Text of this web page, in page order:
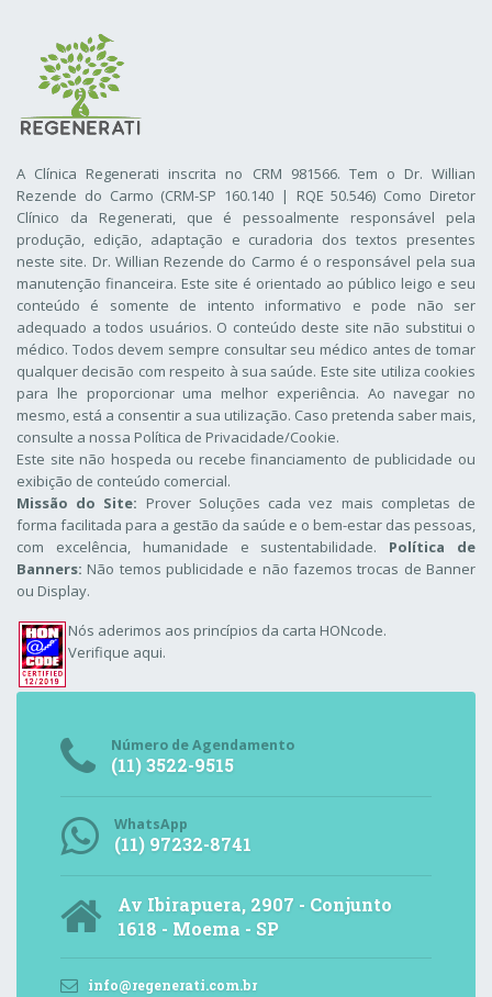
A Clínica Regenerati inscrita no CRM 981566. Tem o Dr. Willian
Rezende do Carmo (CRM-SP 160.140 | RQE 50.546) Como Diretor
Clínico da Regenerati, que é pessoalmente responsável pela
produção, edição, adaptação e curadoria dos textos presentes
neste site. Dr. Willian Rezende do Carmo é o responsável pela sua
manutenção financeira. Este site é orientado ao público leigo e seu
conteúdo é somente de intento informativo e pode não ser
adequado a todos usuários. O conteúdo deste site não substitui o
médico. Todos devem sempre consultar seu médico antes de tomar
qualquer decisão com respeito à sua saúde. Este site utiliza cookies
para lhe proporcionar uma melhor experiência. Ao navegar no
mesmo, está a consentir a sua utilização. Caso pretenda saber mais,
consulte a nossa Política de Privacidade/Cookie.
Este site não hospeda ou recebe financiamento de publicidade ou
exibição de conteúdo comercial.
Missão do Site: Prover Soluções cada vez mais completas de
forma facilitada para a gestão da saúde e o bem-estar das pessoas,
com excelência, humanidade e sustentabilidade. Política de
Banners: Não temos publicidade e não fazemos trocas de Banner
ou Display.
Nós aderimos aos princípios da carta HONcode.
Verifique aqui.
Número de Agendamento
(11) 3522-9515
WhatsApp
(11) 97232-8741
Av Ibirapuera, 2907 - Conjunto
1618 - Moema - SP
info@regenerati.com.br